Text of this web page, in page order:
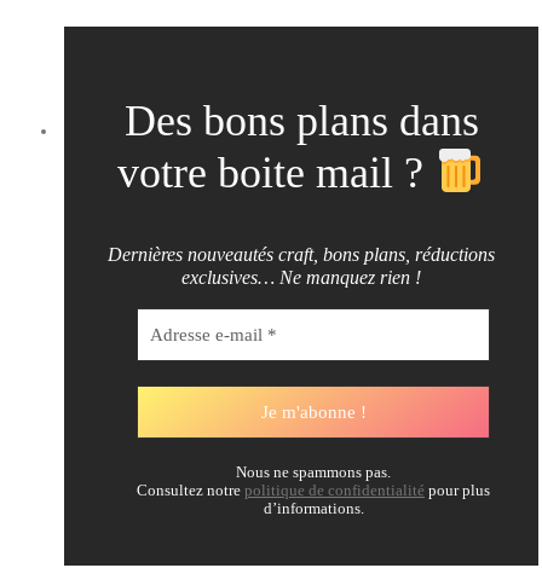
Des bons plans dans
votre boite mail ?
Dernières nouveautés craft, bons plans, réductions
exclusives… Ne manquez rien !
Nous ne spammons pas.
Consultez notre politique de confidentialité pour plus
d’informations.